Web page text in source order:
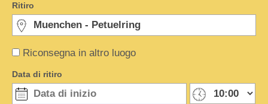
Riconsegna in altro luogo
Ritiro
Data di ritiro